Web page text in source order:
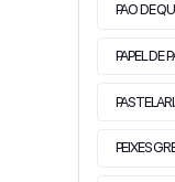
PAO DE
PAPEL DE
PEIXES